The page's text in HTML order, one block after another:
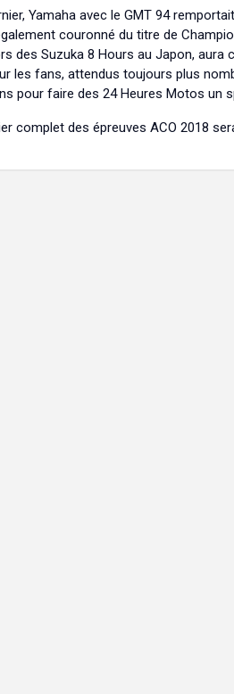
Yamaha avec le GMT 94
couronné du titre de
des Suzuka 8 Hours au Japon,
les fans, attendus toujours plus
pour faire des 24 Heures Motos
complet des épreuves ACO 2018